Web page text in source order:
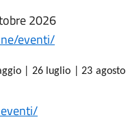
2026
eventi/
| 26 luglio | 23